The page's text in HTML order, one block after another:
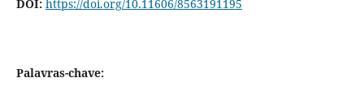
DOI: https://doi.org/10.11606/8563191195
Palavras-chave: